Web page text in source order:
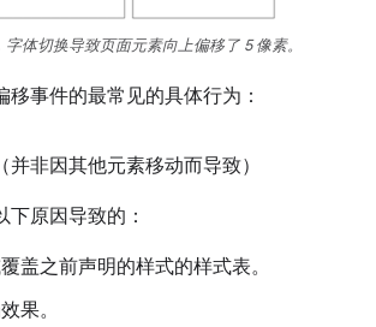
体切换导致页面元素向上偏移了 5 像素。
移事件的最常见的具体行为：
并非因其他元素移动而导致）
原因导致的：
盖之前声明的样式的样式表。
果。